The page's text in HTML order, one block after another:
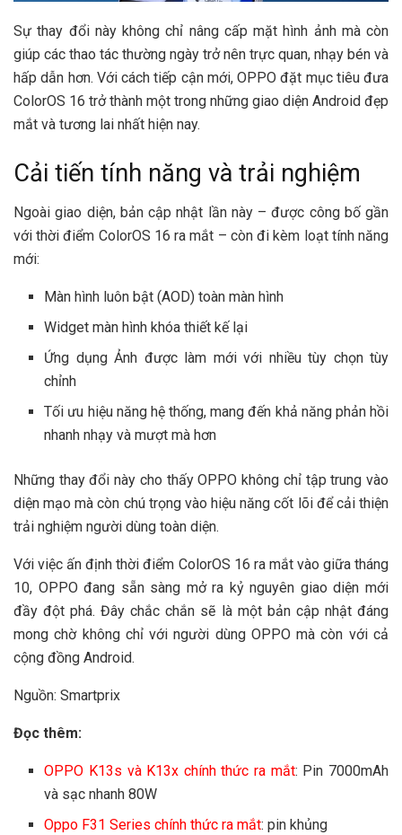
Sự thay đổi này không chỉ nâng cấp mặt hình ảnh mà còn
giúp các thao tác thường ngày trở nên trực quan, nhạy bén và
hấp dẫn hơn. Với cách tiếp cận mới, OPPO đặt mục tiêu đưa
ColorOS 16 trở thành một trong những giao diện Android đẹp
mắt và tương lai nhất hiện nay.
Cải tiến tính năng và trải nghiệm
Ngoài giao diện, bản cập nhật lần này – được công bố gần
với thời điểm ColorOS 16 ra mắt – còn đi kèm loạt tính năng
mới:
Màn hình luôn bật (AOD) toàn màn hình
Widget màn hình khóa thiết kế lại
Ứng dụng Ảnh được làm mới với nhiều tùy chọn tùy
chỉnh
Tối ưu hiệu năng hệ thống, mang đến khả năng phản hồi
nhanh nhạy và mượt mà hơn
Những thay đổi này cho thấy OPPO không chỉ tập trung vào
diện mạo mà còn chú trọng vào hiệu năng cốt lõi để cải thiện
trải nghiệm người dùng toàn diện.
Với việc ấn định thời điểm ColorOS 16 ra mắt vào giữa tháng
10, OPPO đang sẵn sàng mở ra kỷ nguyên giao diện mới
đầy đột phá. Đây chắc chắn sẽ là một bản cập nhật đáng
mong chờ không chỉ với người dùng OPPO mà còn với cả
cộng đồng Android.
Nguồn: Smartprix
Đọc thêm:
OPPO K13s và K13x chính thức ra mắt: Pin 7000mAh
và sạc nhanh 80W
Oppo F31 Series chính thức ra mắt: pin khủng